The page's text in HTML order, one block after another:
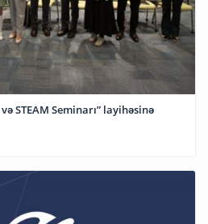
STEAM Seminarı” layihəsinə